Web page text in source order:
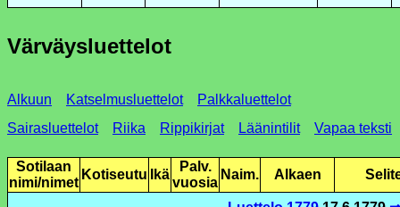
Värväysluettelot
Alkuun Katselmusluettelot
Palkkaluettelot
Sairasluettelot
Riika Rippikirjat Läänintilit Vapaa teksti
Sotilaan
nimi/nimet
Kotiseutu Ikä
Palv.
vuosia
Naim. Alkaen